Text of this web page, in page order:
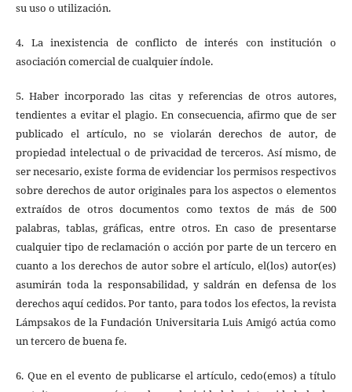
su uso o utilización.
4. La inexistencia de conflicto de interés con institución o
asociación comercial de cualquier índole.
5. Haber incorporado las citas y referencias de otros autores,
tendientes a evitar el plagio. En consecuencia, afirmo que de ser
publicado el artículo, no se violarán derechos de autor, de
propiedad intelectual o de privacidad de terceros. Así mismo, de
ser necesario, existe forma de evidenciar los permisos respectivos
sobre derechos de autor originales para los aspectos o elementos
extraídos de otros documentos como textos de más de 500
palabras, tablas, gráficas, entre otros. En caso de presentarse
cualquier tipo de reclamación o acción por parte de un tercero en
cuanto a los derechos de autor sobre el artículo, el(los) autor(es)
asumirán toda la responsabilidad, y saldrán en defensa de los
derechos aquí cedidos. Por tanto, para todos los efectos, la revista
Lámpsakos de la Fundación Universitaria Luis Amigó actúa como
un tercero de buena fe.
6. Que en el evento de publicarse el artículo, cedo(emos) a título